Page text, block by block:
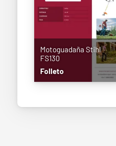
Motoguadaña Stihl
FS130
Folleto